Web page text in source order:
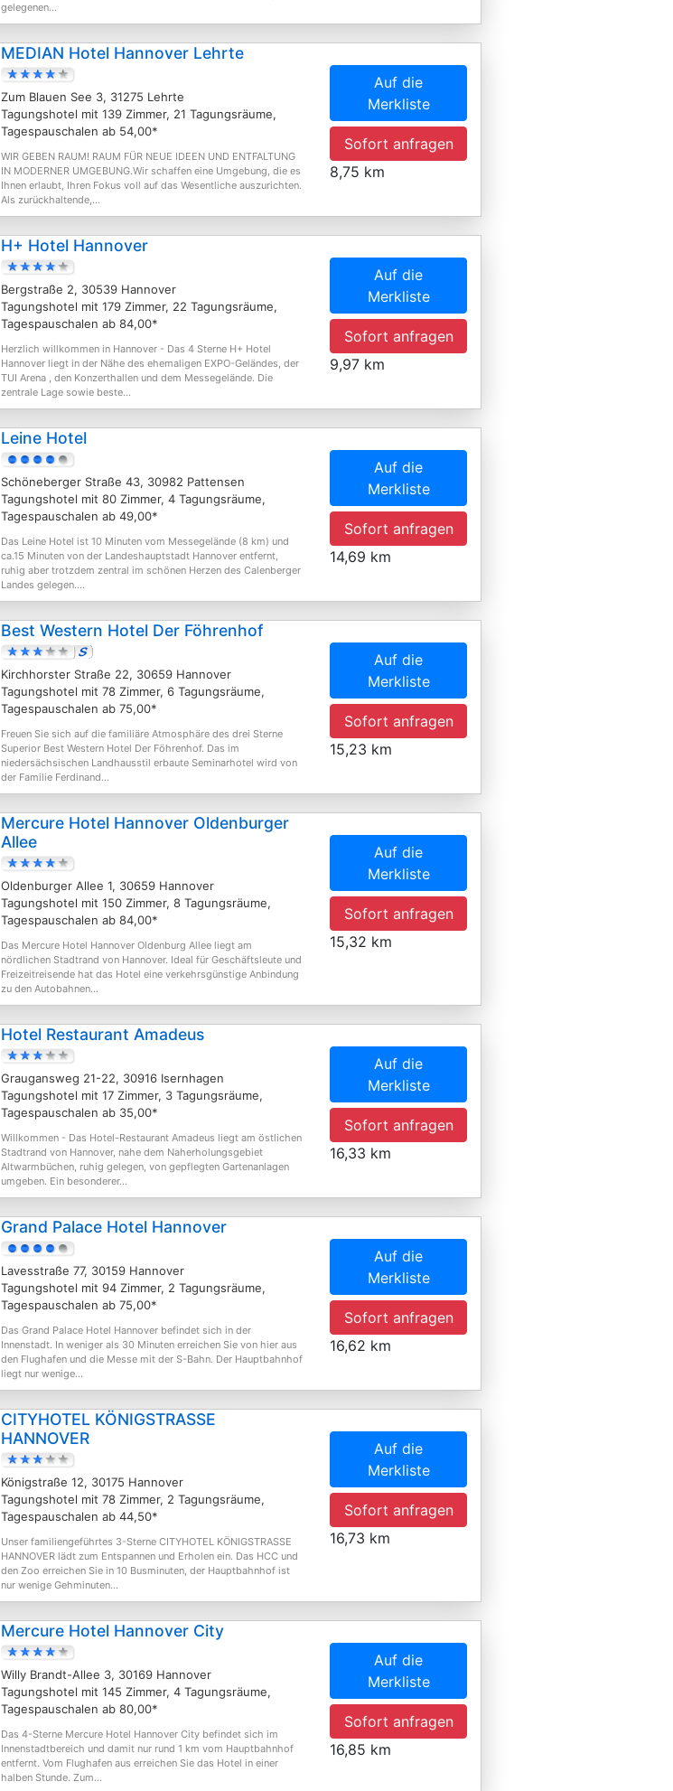
gelegenen...
MEDIAN Hotel Hannover Lehrte
Zum Blauen See 3, 31275 Lehrte
Tagungshotel mit 139 Zimmer, 21 Tagungsräume,
Tagespauschalen ab 54,00*
WIR GEBEN RAUM! RAUM FÜR NEUE IDEEN UND ENTFALTUNG
IN MODERNER UMGEBUNG.Wir schaffen eine Umgebung, die es
Ihnen erlaubt, Ihren Fokus voll auf das Wesentliche auszurichten.
Als zurückhaltende,...
Auf die
Merkliste
Sofort anfragen
8,75 km
H+ Hotel Hannover
Bergstraße 2, 30539 Hannover
Tagungshotel mit 179 Zimmer, 22 Tagungsräume,
Tagespauschalen ab 84,00*
Herzlich willkommen in Hannover - Das 4 Sterne H+ Hotel
Hannover liegt in der Nähe des ehemaligen EXPO-Geländes, der
TUI Arena , den Konzerthallen und dem Messegelände. Die
zentrale Lage sowie beste...
Auf die
Merkliste
Sofort anfragen
9,97 km
Leine Hotel
Schöneberger Straße 43, 30982 Pattensen
Tagungshotel mit 80 Zimmer, 4 Tagungsräume,
Tagespauschalen ab 49,00*
Das Leine Hotel ist 10 Minuten vom Messegelände (8 km) und
ca.15 Minuten von der Landeshauptstadt Hannover entfernt,
ruhig aber trotzdem zentral im schönen Herzen des Calenberger
Landes gelegen....
Auf die
Merkliste
Sofort anfragen
14,69 km
Best Western Hotel Der Föhrenhof
Kirchhorster Straße 22, 30659 Hannover
Tagungshotel mit 78 Zimmer, 6 Tagungsräume,
Tagespauschalen ab 75,00*
Freuen Sie sich auf die familiäre Atmosphäre des drei Sterne
Superior Best Western Hotel Der Föhrenhof. Das im
niedersächsischen Landhausstil erbaute Seminarhotel wird von
der Familie Ferdinand...
Auf die
Merkliste
Sofort anfragen
15,23 km
Mercure Hotel Hannover Oldenburger
Allee
Oldenburger Allee 1, 30659 Hannover
Tagungshotel mit 150 Zimmer, 8 Tagungsräume,
Tagespauschalen ab 84,00*
Das Mercure Hotel Hannover Oldenburg Allee liegt am
nördlichen Stadtrand von Hannover. Ideal für Geschäftsleute und
Freizeitreisende hat das Hotel eine verkehrsgünstige Anbindung
zu den Autobahnen...
Auf die
Merkliste
Sofort anfragen
15,32 km
Hotel Restaurant Amadeus
Graugansweg 21-22, 30916 Isernhagen
Tagungshotel mit 17 Zimmer, 3 Tagungsräume,
Tagespauschalen ab 35,00*
Willkommen - Das Hotel-Restaurant Amadeus liegt am östlichen
Stadtrand von Hannover, nahe dem Naherholungsgebiet
Altwarmbüchen, ruhig gelegen, von gepflegten Gartenanlagen
umgeben. Ein besonderer...
Auf die
Merkliste
Sofort anfragen
16,33 km
Grand Palace Hotel Hannover
Lavesstraße 77, 30159 Hannover
Tagungshotel mit 94 Zimmer, 2 Tagungsräume,
Tagespauschalen ab 75,00*
Das Grand Palace Hotel Hannover befindet sich in der
Innenstadt. In weniger als 30 Minuten erreichen Sie von hier aus
den Flughafen und die Messe mit der S-Bahn. Der Hauptbahnhof
liegt nur wenige...
Auf die
Merkliste
Sofort anfragen
16,62 km
CITYHOTEL KÖNIGSTRASSE
HANNOVER
Königstraße 12, 30175 Hannover
Tagungshotel mit 78 Zimmer, 2 Tagungsräume,
Tagespauschalen ab 44,50*
Unser familiengeführtes 3-Sterne CITYHOTEL KÖNIGSTRASSE
HANNOVER lädt zum Entspannen und Erholen ein. Das HCC und
den Zoo erreichen Sie in 10 Busminuten, der Hauptbahnhof ist
nur wenige Gehminuten...
Auf die
Merkliste
Sofort anfragen
16,73 km
Mercure Hotel Hannover City
Willy Brandt-Allee 3, 30169 Hannover
Tagungshotel mit 145 Zimmer, 4 Tagungsräume,
Tagespauschalen ab 80,00*
Das 4-Sterne Mercure Hotel Hannover City befindet sich im
Innenstadtbereich und damit nur rund 1 km vom Hauptbahnhof
entfernt. Vom Flughafen aus erreichen Sie das Hotel in einer
halben Stunde. Zum...
Auf die
Merkliste
Sofort anfragen
16,85 km